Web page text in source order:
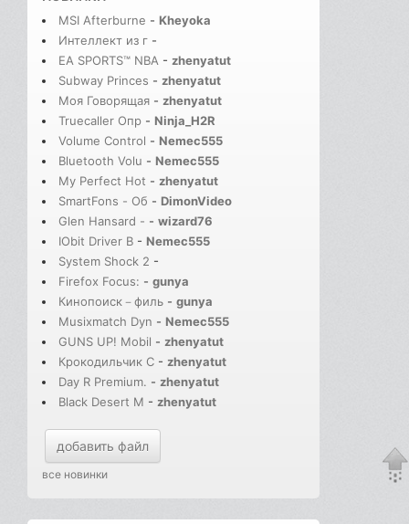
MSI Afterburne - Kheyoka
Интеллект из г -
EA SPORTS™ NBA - zhenyatut
Subway Princes - zhenyatut
Моя Говорящая - zhenyatut
Truecaller Опр - Ninja_H2R
Volume Control - Nemec555
Bluetooth Volu - Nemec555
My Perfect Hot - zhenyatut
SmartFons - Об - DimonVideo
Glen Hansard - - wizard76
IObit Driver B - Nemec555
System Shock 2 -
Firefox Focus: - gunya
Кинопоиск－филь - gunya
Musixmatch Dyn - Nemec555
GUNS UP! Mobil - zhenyatut
Крокодильчик С - zhenyatut
Day R Premium. - zhenyatut
Black Desert M - zhenyatut
добавить файл
все новинки